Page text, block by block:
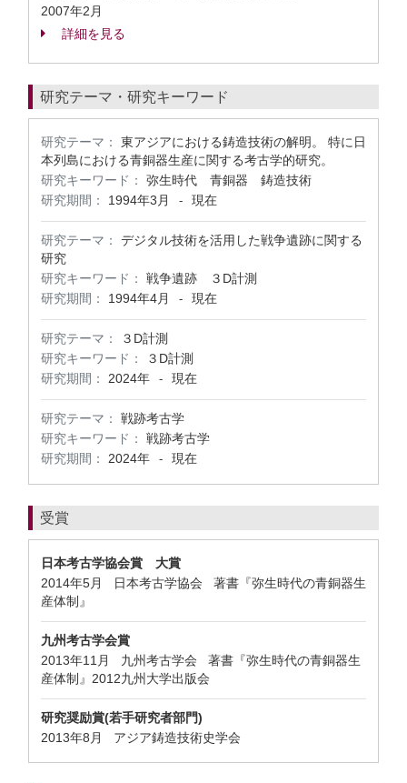
2007年2月
詳細を見る
研究テーマ・研究キーワード
研究テーマ：
東アジアにおける鋳造技術の解明。 特に日
本列島における青銅器生産に関する考古学的研究。
研究キーワード：
弥生時代 青銅器 鋳造技術
研究期間：
1994年3月 - 現在
研究テーマ：
デジタル技術を活用した戦争遺跡に関する
研究
研究キーワード：
戦争遺跡 ３D計測
研究期間：
1994年4月 - 現在
研究テーマ：
３D計測
研究キーワード：
３D計測
研究期間：
2024年 - 現在
研究テーマ：
戦跡考古学
研究キーワード：
戦跡考古学
研究期間：
2024年 - 現在
受賞
日本考古学協会賞 大賞
2014年5月 日本考古学協会 著書『弥生時代の青銅器生
産体制』
九州考古学会賞
2013年11月 九州考古学会 著書『弥生時代の青銅器生
産体制』2012九州大学出版会
研究奨励賞(若手研究者部門)
2013年8月 アジア鋳造技術史学会